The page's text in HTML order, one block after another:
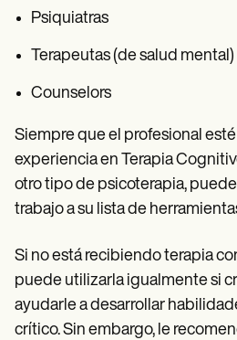
Psiquiatras
Terapeutas (de salud mental)
Counselors
Siempre que el profesional
experiencia en Terapia
otro tipo de psicoterapia,
trabajo a su lista de
Si no está recibiendo terapia
puede utilizarla igualmente si
ayudarle a desarrollar
crítico. Sin embargo, le